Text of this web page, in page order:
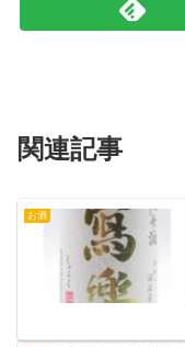
関連記事
お酒